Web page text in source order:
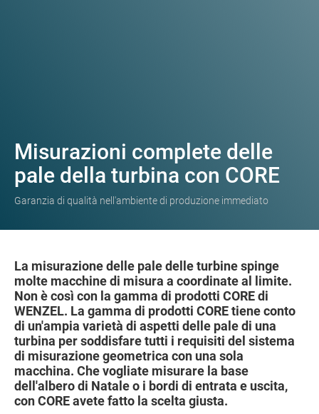
Misurazioni complete delle
pale della turbina con CORE
Garanzia di qualità nell'ambiente di produzione immediato
La misurazione delle pale delle turbine spinge
molte macchine di misura a coordinate al limite.
Non è così con la gamma di prodotti CORE di
WENZEL. La gamma di prodotti CORE tiene conto
di un'ampia varietà di aspetti delle pale di una
turbina per soddisfare tutti i requisiti del sistema
di misurazione geometrica con una sola
macchina. Che vogliate misurare la base
dell'albero di Natale o i bordi di entrata e uscita,
con CORE avete fatto la scelta giusta.